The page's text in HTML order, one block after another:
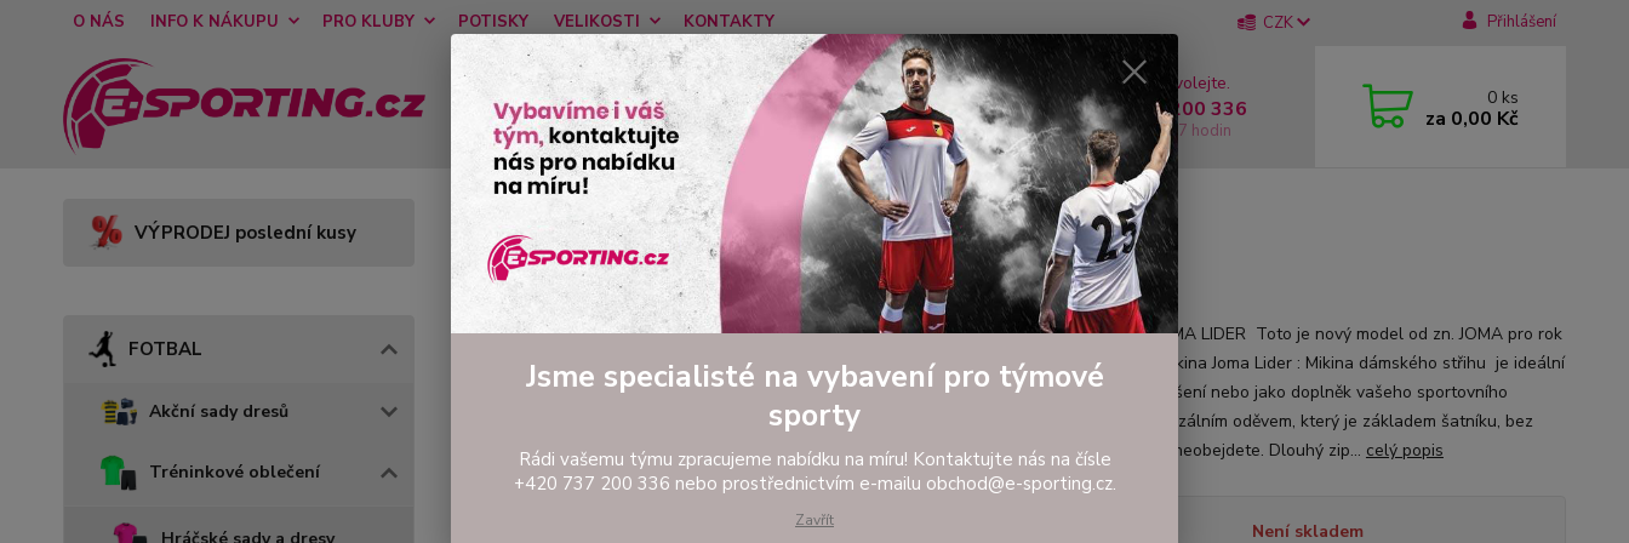
O NÁS INFO K NÁKUPU PRO KLUBY POTISKY VELIKOSTI KONTAKTY CZK Přihlášení
Hledat
Nevíte si rady? Zavolejte.
tel: +420 737 200 336
Pondělí-Pátek: 8 - 17 hodin
0 ks
za 0,00 Kč
VÝPRODEJ poslední kusy
FOTBAL
Akční sady dresů
Tréninkové oblečení
Tréninkové oblečení Mikiny a tepláky Dámská mikina JOMA LIDER
Dámská mikina JOMA LIDER
Dámská mikina JOMA LIDER Toto je nový model od zn. JOMA pro rok
2025 !!! Dámská mikina Joma Lider : Mikina dámského střihu je ideální
pro každodenní nošení nebo jako doplněk vašeho sportovního
vzhledu a je univerzálním oděvem, který je základem šatníku, bez
kterého se prostě neobejdete. Dlouhý zip... celý popis
Není skladem
Jsme specialisté na vybavení pro týmové
sporty
Rádi vašemu týmu zpracujeme nabídku na míru! Kontaktujte nás na čísle
+420 737 200 336 nebo prostřednictvím e-mailu obchod@e-sporting.cz.
Zavřít